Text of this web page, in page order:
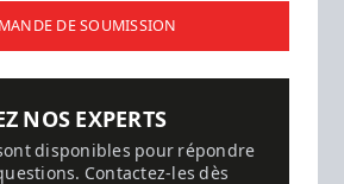
DE SOUMISSION
NOS EXPERTS
disponibles pour répondre
Contactez-les dès